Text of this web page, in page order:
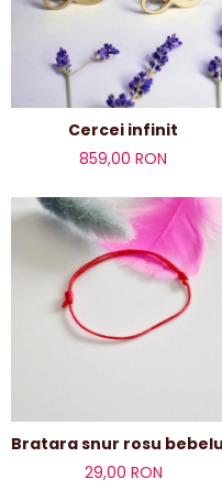
Cercei infinit
859,00 RON
Bratara snur rosu
29,00 RON